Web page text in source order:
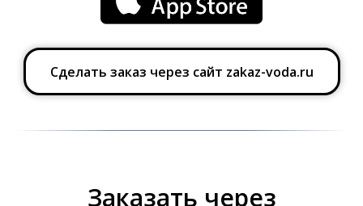
Сделать заказ через сайт zakaz-voda.ru
Заказать через